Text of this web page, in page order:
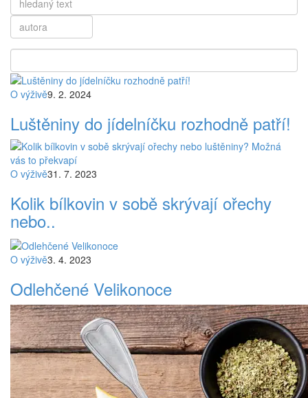
O výživě9. 2. 2024
Luštěniny do jídelníčku rozhodně patří!
O výživě31. 7. 2023
Kolik bílkovin v sobě skrývají ořechy
nebo..
O výživě3. 4. 2023
Odlehčené Velikonoce